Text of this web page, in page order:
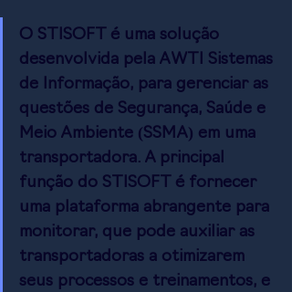
O STISOFT é uma solução
desenvolvida pela AWTI Sistemas
de Informação, para gerenciar as
questões de Segurança, Saúde e
Meio Ambiente (SSMA) em uma
transportadora. A principal
função do STISOFT é fornecer
uma plataforma abrangente para
monitorar, que pode auxiliar as
transportadoras a otimizarem
seus processos e treinamentos, e